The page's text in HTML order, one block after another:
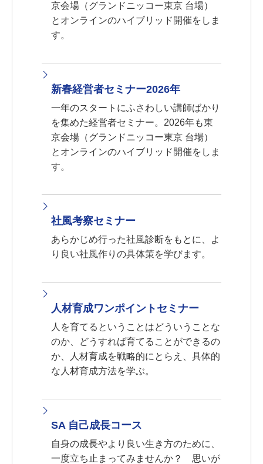
京会場（グランドニッコー東京 台場）
とオンラインのハイブリッド開催をしま
す。
新春経営者セミナー2026年
一年のスタートにふさわしい講師ばかり
を集めた経営者セミナー。2026年も東
京会場（グランドニッコー東京 台場）
とオンラインのハイブリッド開催をしま
す。
社風考察セミナー
あらかじめ行った社風診断をもとに、よ
り良い社風作りの具体策を学びます。
人材育成ワンポイントセミナー
人を育てるということはどういうことな
のか、どうすれば育てることができるの
か、人材育成を戦略的にとらえ、具体的
な人材育成方法を学ぶ。
SA 自己成長コース
自身の成長やより良い生き方のために、
一度立ち止まってみませんか？ 思いが